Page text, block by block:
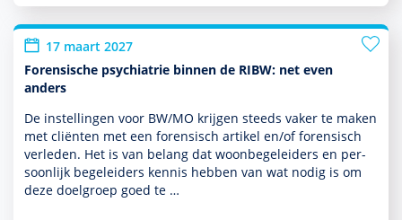
17 maart 2027
Forensische psychiatrie binnen de RIBW: net even
anders
De instel­lingen voor BW/MO krijgen steeds vaker te maken
met cliënten met een foren­sisch artikel en/of foren­sisch
verleden. Het is van belang dat woonbege­leiders en per­
soon­lijk bege­leiders kennis hebben van wat nodig is om
deze doel­groep goed te …